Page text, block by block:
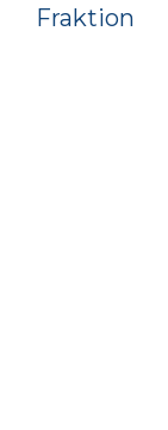
Fraktion